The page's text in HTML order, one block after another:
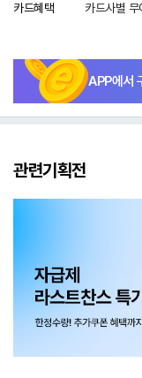
카드혜택 카드사별
APP에서
관련기획전